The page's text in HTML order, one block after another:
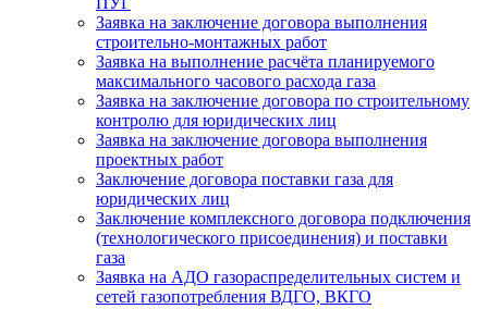
Заявка на заключение договора выполнения
строительно-монтажных работ
Заявка на выполнение расчёта планируемого
максимального часового расхода газа
Заявка на заключение договора по строительному
контролю для юридических лиц
Заявка на заключение договора выполнения
проектных работ
Заключение договора поставки газа для
юридических лиц
Заключение комплексного договора подключения
(технологического присоединения) и поставки
газа
Заявка на АДО газораспределительных систем и
сетей газопотребления ВДГО, ВКГО